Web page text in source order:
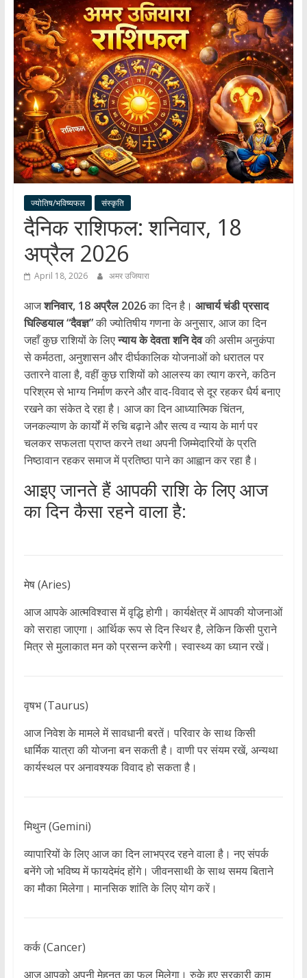
हर
खबर
।
सच्ची
खबर
।
सबकी
खबर
ज्योतिष/भविष्यफल संस्कृति
दैनिक राशिफल: शनिवार, 18
अप्रैल 2026
April 18, 2026 अमर उजियारा
आजशनिवार, 18 अप्रैल 2026का दिन है। आचार्य चंडी प्रसाद
घिल्डियाल “दैवज्ञ”की ज्योतिषीय गणना के अनुसार, आज का दिन
जहाँ कुछ राशियों के लिएन्याय के देवताशनि देवकी असीम अनुकंपा
से कर्मठता, अनुशासन और दीर्घकालिक योजनाओं को धरातल पर
उतारने वाला है, वहीं कुछ राशियों को आलस्य का त्याग करने, कठिन
परिश्रम से भाग्य निर्माण करने और वाद-विवाद से दूर रहकर धैर्य बनाए
रखने का संकेत दे रहा है। आज का दिन आध्यात्मिक चिंतन,
जनकल्याण के कार्यों में रुचि बढ़ाने और सत्य व न्याय के मार्ग पर
चलकर सफलता प्राप्त करने तथा अपनी जिम्मेदारियों के प्रति
निष्ठावान रहकर समाज में प्रतिष्ठा पाने का आह्वान कर रहा है।
आइए जानते हैं आपकी राशि के लिए आज
का दिन कैसा रहने वाला है:
मेष (Aries)
आज आपके आत्मविश्वास में वृद्धि होगी। कार्यक्षेत्र में आपकी योजनाओं
को सराहा जाएगा। आर्थिक रूप से दिन स्थिर है, लेकिन किसी पुराने
मित्र से मुलाकात मन को प्रसन्न करेगी। स्वास्थ्य का ध्यान रखें।
वृषभ (Taurus)
आज निवेश के मामले में सावधानी बरतें। परिवार के साथ किसी
धार्मिक यात्रा की योजना बन सकती है। वाणी पर संयम रखें, अन्यथा
कार्यस्थल पर अनावश्यक विवाद हो सकता है।
मिथुन (Gemini)
व्यापारियों के लिए आज का दिन लाभप्रद रहने वाला है। नए संपर्क
बनेंगे जो भविष्य में फायदेमंद होंगे। जीवनसाथी के साथ समय बिताने
का मौका मिलेगा। मानसिक शांति के लिए योग करें।
कर्क (Cancer)
आज आपको अपनी मेहनत का फल मिलेगा। रुके हुए सरकारी काम